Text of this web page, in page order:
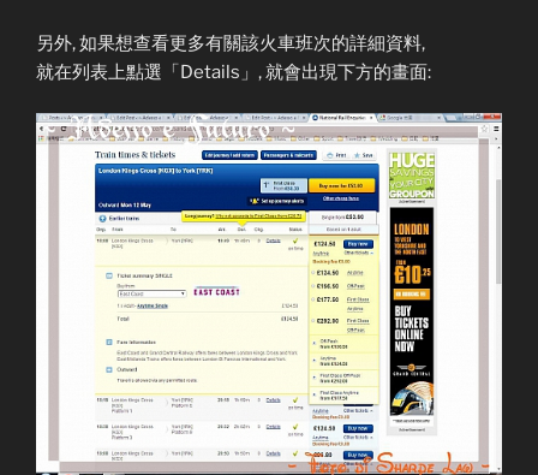
另外, 如果想查看更多有關該火車班次的詳細資料,
就在列表上點選「Details」, 就會出現下方的畫面: